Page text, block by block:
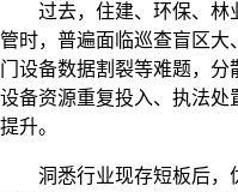
过去，住建、环保、林
管时，普遍面临巡查盲区
门设备数据割裂等难题，分
设备资源重复投入、执法
提升。
洞悉行业现存短板后，